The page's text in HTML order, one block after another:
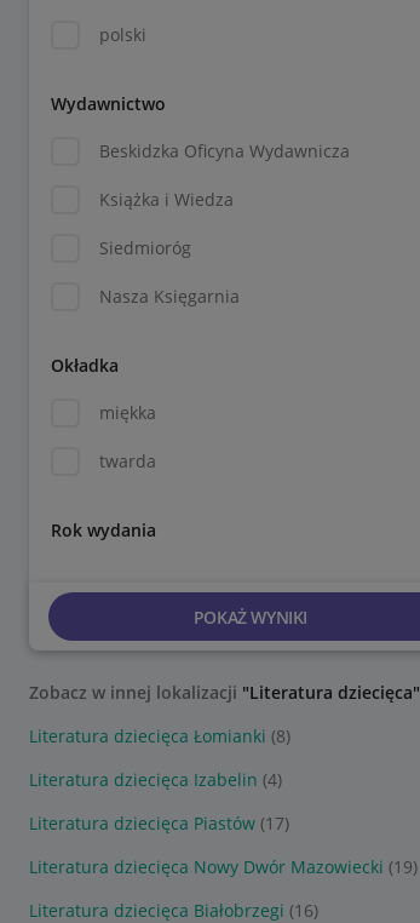
polski
Wydawnictwo
Beskidzka Oficyna Wydawnicza
Książka i Wiedza
Siedmioróg
Nasza Księgarnia
Okładka
miękka
twarda
Rok wydania
POKAŻ WYNIKI
Zobacz w innej lokalizacji "Literatura dziecięca"
Literatura dziecięca Łomianki (8)
Literatura dziecięca Izabelin (4)
Literatura dziecięca Piastów (17)
Literatura dziecięca Nowy Dwór Mazowiecki (19)
Literatura dziecięca Białobrzegi (16)